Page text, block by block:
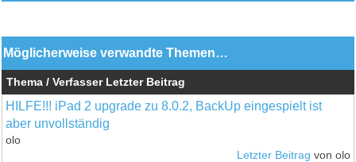
Möglicherweise verwandte Themen…
Thema / Verfasser Letzter Beitrag
HILFE!!! iPad 2 upgrade zu 8.0.2, BackUp eingespielt ist
aber unvollständig
olo
Letzter Beitrag von olo